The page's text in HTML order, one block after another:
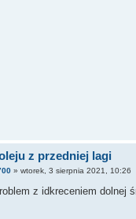
z przedniej lagi
» wtorek, 3 sierpnia 2021, 10:26
z idkreceniem dolnej